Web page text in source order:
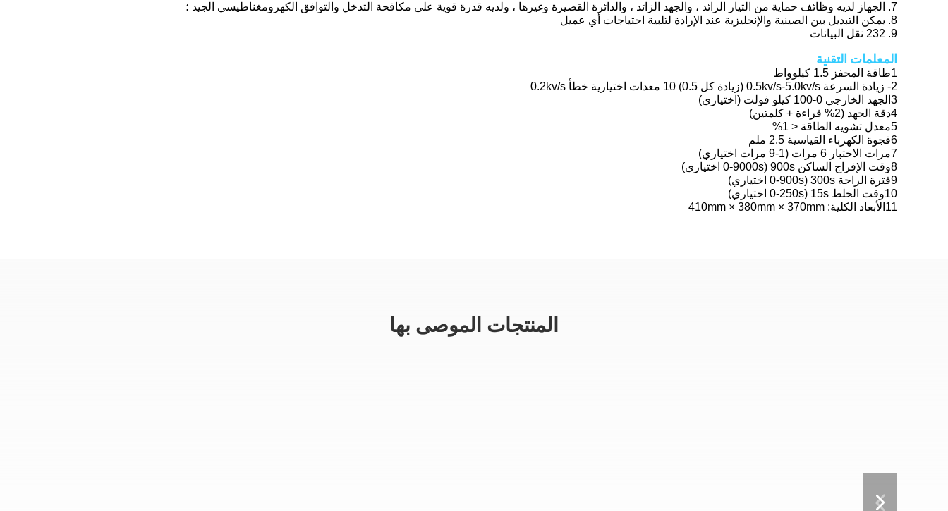
7. الجهاز لديه وظائف حماية من التيار الزائد ، والجهد الزائد ، والدائرة القصيرة وغيرها ، ولديه قدرة قوية على مكافحة التدخل والتوافق الكهرومغناطيسي الجيد ؛
8. يمكن التبديل بين الصينية والإنجليزية عند الإرادة لتلبية احتياجات أي عميل
9. 232 نقل البيانات
المعلمات التقنية
1طاقة المحفز 1.5 كيلوواط
2- زيادة السرعة 0.5kv/s-5.0kv/s (زيادة كل 0.5) 10 معدات اختيارية خطأ 0.2kv/s
3الجهد الخارجي 0-100 كيلو فولت (اختياري)
4دقة الجهد (2% قراءة + كلمتين)
5معدل تشويه الطاقة < 1%
6فجوة الكهرباء القياسية 2.5 ملم
7مرات الاختبار 6 مرات (1-9 مرات اختياري)
8وقت الإفراج الساكن 900s (0-9000s اختياري)
9فترة الراحة 300s (0-900s اختياري)
10وقت الخلط 15s (0-250s اختياري)
11الأبعاد الكلية: 410mm × 380mm × 370mm
المنتجات الموصى بها